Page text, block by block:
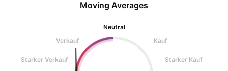
Moving Averages
Neutral
Verkauf
Kauf
Starker Verkauf Starker Kauf